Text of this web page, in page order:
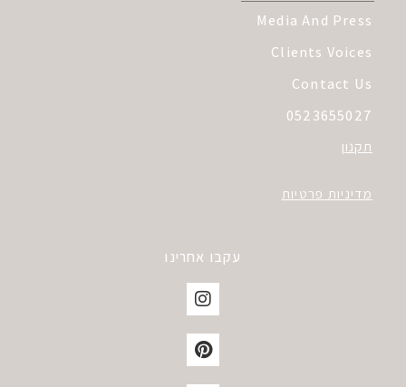
Media And Press
Clients Voices
Contact Us
0523655027
תקנון
מדיניות פרטיות
עקבו אחרינו